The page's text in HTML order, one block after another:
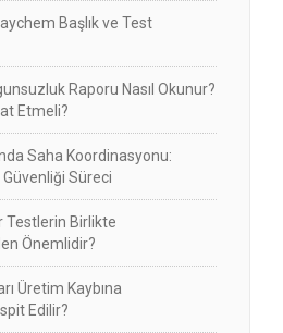
Başlık ve Test
Raporu Nasıl Okunur?
Etmeli?
Saha Koordinasyonu:
Süreci
Testlerin Birlikte
Önemlidir?
Üretim Kaybına
Edilir?